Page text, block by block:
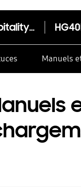
40" LED Hospitality Display
Manuels